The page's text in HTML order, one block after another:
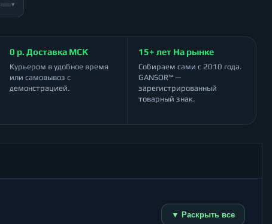
▾
0 р. Доставка МСК
Курьером в удобное время
или самовывоз с
демонстрацией.
15+ лет На рынке
Собираем сами с 2010 года.
GANSOR™ —
зарегистрированный
товарный знак.
▼ Раскрыть все